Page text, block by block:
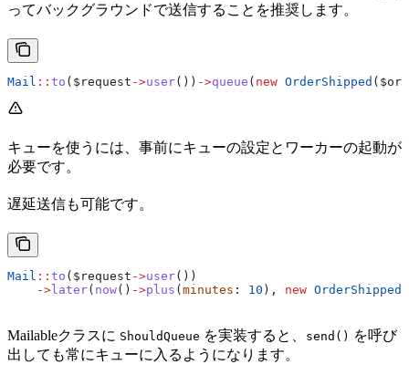
ってバックグラウンドで送信することを推奨します。
Mail :: to ( $request ->user()) ->queue ( new OrderShipped (
キューを使うには、事前にキューの設定とワーカーの起動が
必要です。
遅延送信も可能です。
Mail :: to ( $request ->user())
    ->
later( now() ->plus ( minutes : 10 ), new OrderShipped
Mailableクラスに ShouldQueue を実装すると、 send() を呼び
出しても常にキューに入るようになります。